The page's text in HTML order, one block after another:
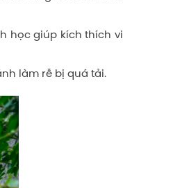
học giúp kích thích vi
làm rễ bị quá tải.